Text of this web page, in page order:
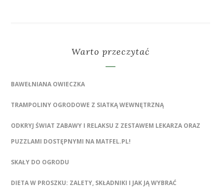
Warto przeczytać
BAWEŁNIANA OWIECZKA
TRAMPOLINY OGRODOWE Z SIATKĄ WEWNĘTRZNĄ
ODKRYJ ŚWIAT ZABAWY I RELAKSU Z ZESTAWEM LEKARZA ORAZ
PUZZLAMI DOSTĘPNYMI NA MATFEL.PL!
SKAŁY DO OGRODU
DIETA W PROSZKU: ZALETY, SKŁADNIKI I JAK JĄ WYBRAĆ